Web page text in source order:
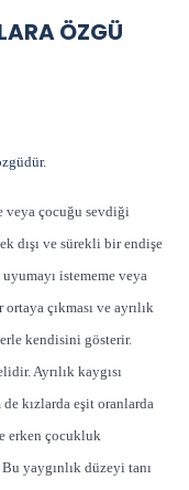
ÖZGÜ
veya çocuğu sevdiği
dışı ve sürekli bir endişe
istememe veya
çıkması ve ayrılık
kendisini gösterir.
Ayrılık kaygısı
kızlarda eşit oranlarda
erken çocukluk
yaygınlık düzeyi tanı